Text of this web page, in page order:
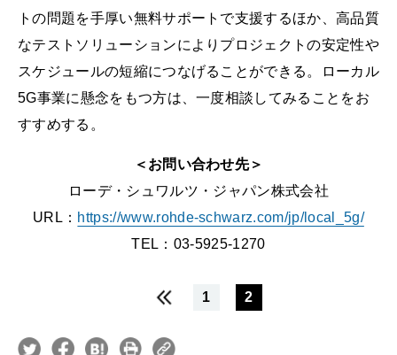
トの問題を手厚い無料サポートで支援するほか、高品質
なテストソリューションによりプロジェクトの安定性や
スケジュールの短縮につなげることができる。ローカル
5G事業に懸念をもつ方は、一度相談してみることをお
すすめする。
＜お問い合わせ先＞
ローデ・シュワルツ・ジャパン株式会社
URL： https://www.rohde-schwarz.com/jp/local_5g/
TEL：03-5925-1270
1 2